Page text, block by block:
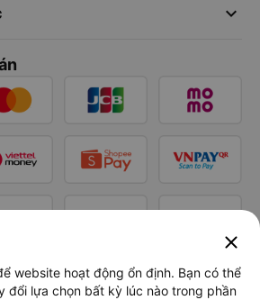
keyboard_arrow_down
close
website hoạt động ổn định. Bạn có thể
đổi lựa chọn bất kỳ lúc nào trong phần